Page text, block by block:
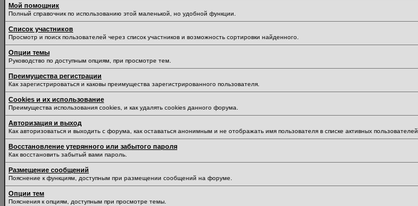
Мой помощник
Полный справочник по использованию этой маленькой, но удобной функции.
Список участников
Просмотр и поиск пользователей через список участников и возможность сортировки найденного.
Опции темы
Руководство по доступным опциям, при просмотре тем.
Преимущества регистрации
Как зарегистрироваться и каковы преимущества зарегистрированного пользователя.
Cookies и их использование
Преимущества использования cookies, и как удалять cookies данного форума.
Авторизация и выход
Как авторизоваться и выходить с форума, как оставаться анонимным и не отображать имя пользователя в списке активных пользователей.
Восстановление утерянного или забытого пароля
Как восстановить забытый вами пароль.
Размещение сообщений
Пояснение к функциям, доступным при размещении сообщений на форуме.
Опции тем
Пояснения к опциям, доступным при просмотре темы.